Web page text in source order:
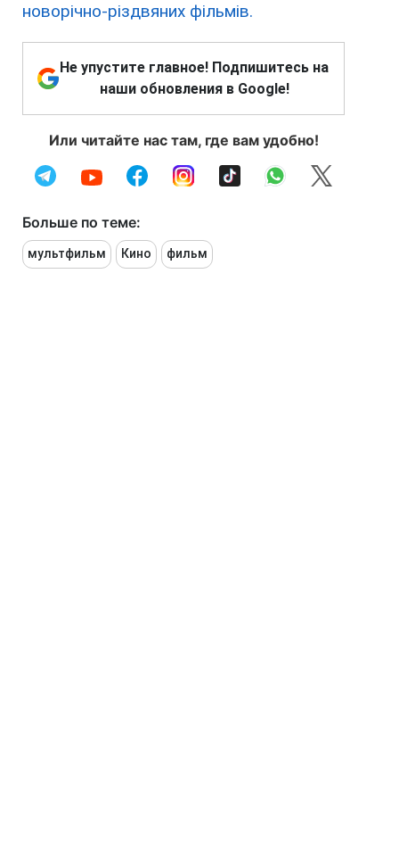
новорічно-різдвяних фільмів.
Не упустите главное! Подпишитесь на
наши обновления в Google!
Или читайте нас там, где вам удобно!
Больше по теме:
мультфильм Кино фильм